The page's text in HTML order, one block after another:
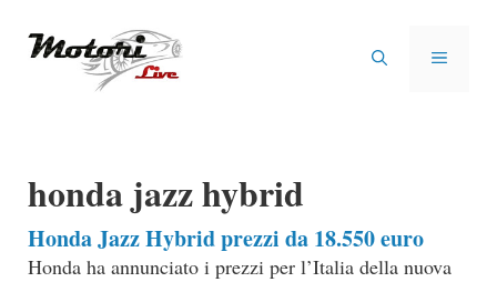
MENU
honda jazz hybrid
Honda Jazz Hybrid prezzi da 18.550 euro
Honda ha annunciato i prezzi per l’Italia della nuova